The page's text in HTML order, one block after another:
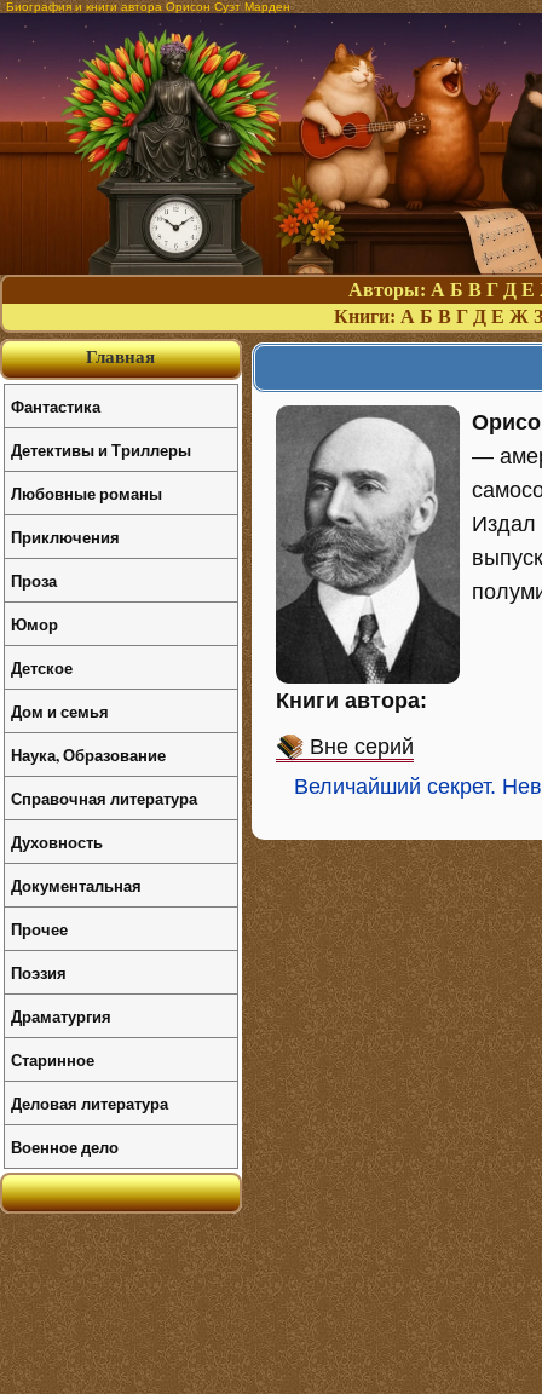
Биография и книги автора Орисон Суэт Марден
Авторы: А Б В Г Д Е
Книги: А Б В Г Д Е Ж З
—
Издал
Книги автора:
Вне серий
Величайший секрет.
Главная
Фантастика
Детективы и Триллеры
Любовные романы
Приключения
Проза
Юмор
Детское
Дом и семья
Наука, Образование
Справочная литература
Духовность
Документальная
Прочее
Поэзия
Драматургия
Старинное
Деловая литература
Военное дело